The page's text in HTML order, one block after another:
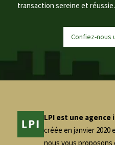
transaction sereine et réussie.
Confiez-
LPI est une
créée en janvier
nous vous